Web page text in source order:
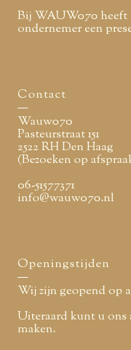
Bij WAUW070 heeft
ondernemer een
Contact
Wauw070
Pasteurstraat 151
2522 RH Den Haag
(Bezoeken op
06-51577371
info@wauw070.nl
Openingstijden
Wij zijn geopend op
Uiteraard kunt u ons
maken.